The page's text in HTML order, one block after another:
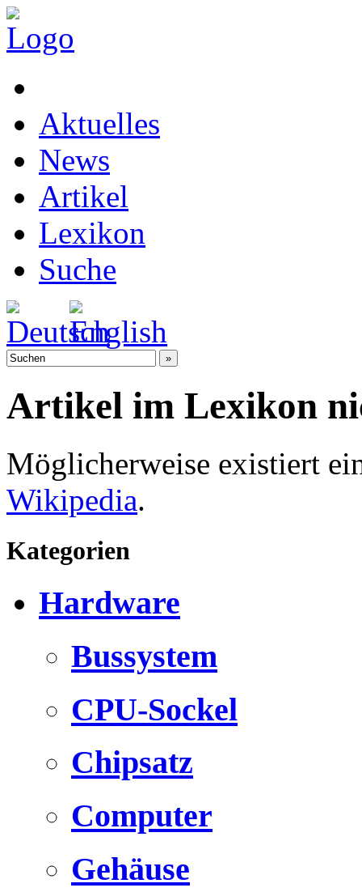
Aktuelles
News
Artikel
Lexikon
Suche
Artikel im Lexikon
Möglicherweise existiert
Wikipedia.
Kategorien
Hardware
Bussystem
CPU-Sockel
Chipsatz
Computer
Gehäuse